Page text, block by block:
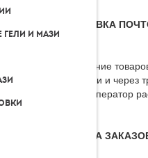
ДОСТАВКА
Получение
торговли и
EMS. Оператор
ОПЛАТА
и мази